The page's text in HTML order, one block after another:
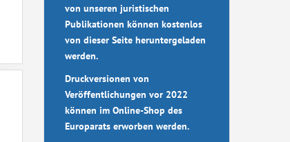
von unseren juristischen
Publikationen können kostenlos
von dieser Seite heruntergeladen
werden.
Druckversionen von
Veröffentlichungen vor 2022
können im Online-Shop des
Europarats erworben werden.